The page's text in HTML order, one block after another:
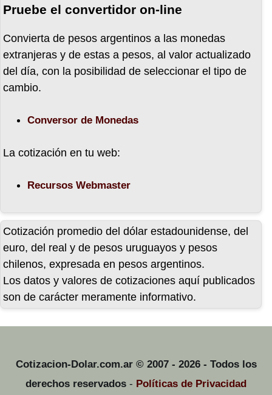
23-11-10
17-11-10
16-11-10
15-11-10
12-11-10
11-11-10
Pruebe el convertidor on-line
Convierta de pesos argentinos a las monedas
extranjeras y de estas a pesos, al valor actualizado
del día, con la posibilidad de seleccionar el tipo de
cambio.
Conversor de Monedas
La cotización en tu web:
Recursos Webmaster
Cotización promedio del dólar estadounidense, del
euro, del real y de pesos uruguayos y pesos
chilenos, expresada en pesos argentinos.
Los datos y valores de cotizaciones aquí publicados
son de carácter meramente informativo.
Cotizacion-Dolar.com.ar © 2007 - 2026 - Todos los
derechos reservados - Políticas de Privacidad